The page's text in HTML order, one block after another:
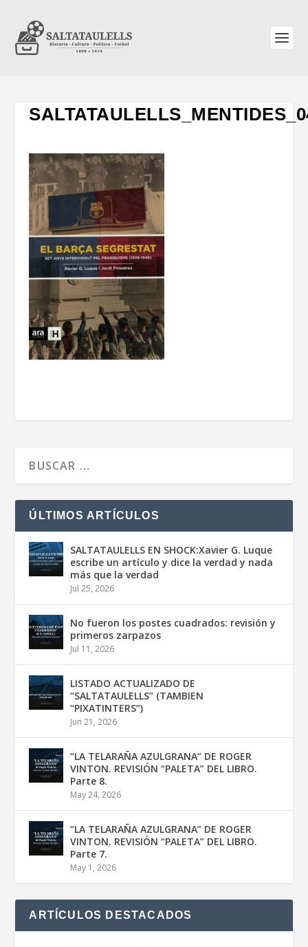
ÚLTIMOS ARTÍCULOS
SALTATAULELLS EN SHOCK:Xavier G. Luque
escribe un artículo y dice la verdad y nada
más que la verdad
Jul 25, 2026
No fueron los postes cuadrados: revisión y
primeros zarpazos
Jul 11, 2026
LISTADO ACTUALIZADO DE
“SALTATAULELLS” (TAMBIEN
“PIXATINTERS”)
Jun 21, 2026
“LA TELARAÑA AZULGRANA” DE ROGER
VINTON. REVISIÓN “PALETA” DEL LIBRO.
Parte 8.
May 24, 2026
“LA TELARAÑA AZULGRANA” DE ROGER
VINTON. REVISIÓN “PALETA” DEL LIBRO.
Parte 7.
May 1, 2026
ARTÍCULOS DESTACADOS